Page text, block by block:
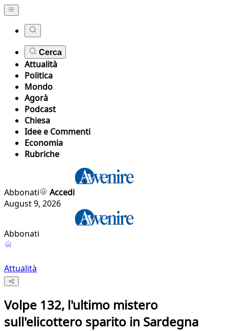
Cerca
Attualità
Politica
Mondo
Agorà
Podcast
Chiesa
Idee e Commenti
Economia
Rubriche
Abbonati
Accedi
August 9, 2026
Abbonati
Attualità
Volpe 132, l'ultimo mistero
sull'elicottero sparito in Sardegna